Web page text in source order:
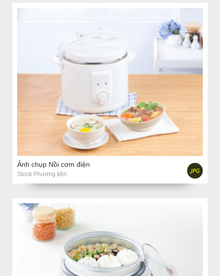
Ảnh chụp Nồi cơm điện
Stock Phương tiện